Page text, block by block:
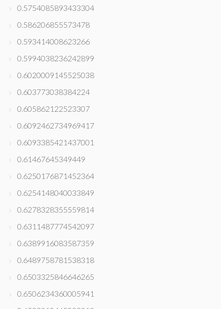
0.5754085893433304
0.586206855573478
0.593414008623266
0.5994038236242899
0.6020009145525038
0.603773038384224
0.605862122523307
0.6092462734969417
0.6093385421437001
0.61467645349449
0.6250176871452364
0.6254148040033849
0.6278328355559814
0.6311487774542097
0.6389916083587359
0.6489758781538318
0.6503325846646265
0.6506234360005941